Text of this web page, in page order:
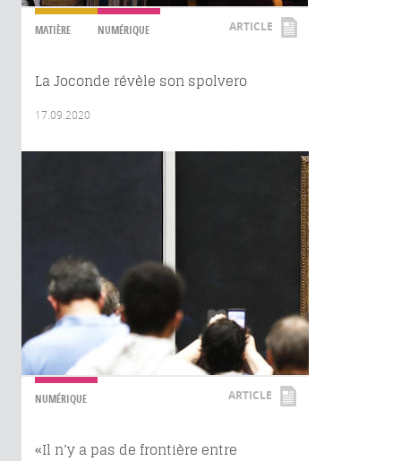
MATIÈRE NUMÉRIQUE ARTICLE
La Joconde révèle son spolvero
17.09.2020
NUMÉRIQUE ARTICLE
«Il n’y a pas de frontière entre